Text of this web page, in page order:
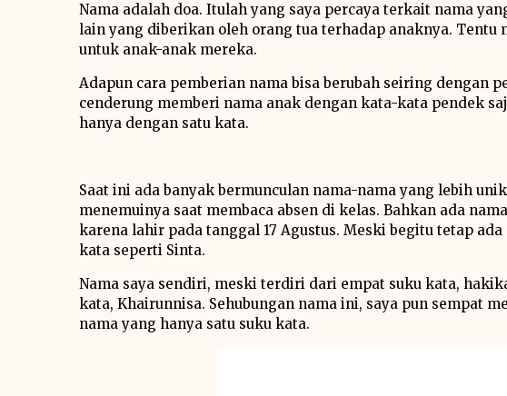
Nama adalah doa. Itulah yang saya percaya terkait nama
lain yang diberikan oleh orang tua terhadap anaknya.
untuk anak-anak mereka.
Adapun cara pemberian nama bisa berubah seiring dengan
cenderung memberi nama anak dengan kata-kata pendek
hanya dengan satu kata.
Saat ini ada banyak bermunculan nama-nama yang lebih
menemuinya saat membaca absen di kelas. Bahkan ada
karena lahir pada tanggal 17 Agustus. Meski begitu tetap
kata seperti Sinta.
Nama saya sendiri, meski terdiri dari empat suku kata,
kata, Khairunnisa. Sehubungan nama ini, saya pun sempat
nama yang hanya satu suku kata.